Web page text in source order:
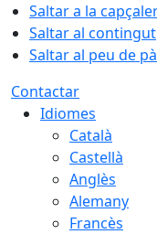
Saltar a la
Saltar al contingut
Saltar al peu de
Contactar
Idiomes
Català
Castellà
Anglès
Alemany
Francès